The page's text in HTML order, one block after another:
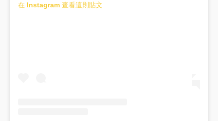
在 Instagram 查看這則貼文